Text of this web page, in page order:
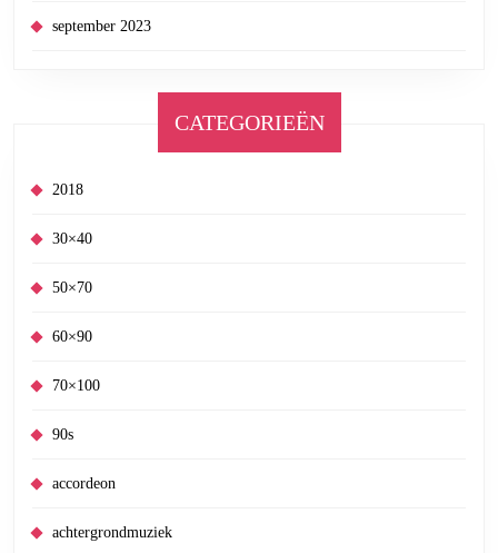
september 2023
CATEGORIEËN
2018
30×40
50×70
60×90
70×100
90s
accordeon
achtergrondmuziek